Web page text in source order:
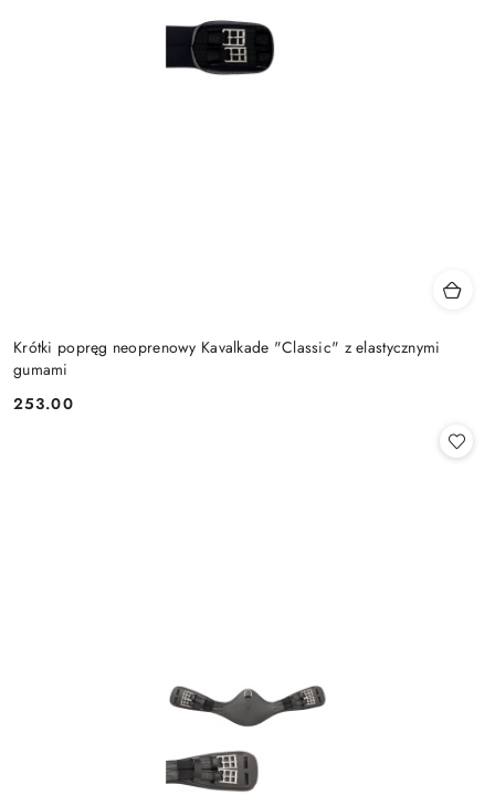
Krótki popręg neoprenowy Kavalkade "Classic" z elastycznymi
gumami
Cena:
253.00